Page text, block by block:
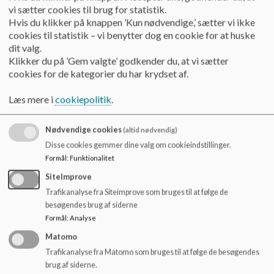
Det fælles pædagogiske grundlag
I Nyborg Kommunes Skole - dagtilbudspolitik er der beskrevet 5
elementer, der sammen danner grundlaget for, at vi i fællesskab kan
danne livsduelige børn.
De 5 elementer er beskrevet herunder:
Inkluderende fællesskaber
Rammesætte aktiviteter, hvor der plads til forskellighed både med
interesser og relationer.
Igangsætte lege, hvor vi er foran, ved siden af og bagved.
Lave grupper og aktiviteter med udgangspunkt i det enkelte barn.
Have fokus på også at lave kønsopdelte fællesskaber.
Være opmærksomme på forudsigelighed og struktur.
Lave aktiviteter hvor børn mødes på tværs af årgange.
Helhed og sammenhæng
vi sætter cookies til brug for statistik.
Hvis du klikker på knappen ’Kun nødvendige,’ sætter vi ikke
cookies til statistik – vi benytter dog en cookie for at huske
dit valg.
Klikker du på ’Gem valgte’ godkender du, at vi sætter
cookies for de kategorier du har krydset af.
Læs mere icookiepolitik.
Nødvendige cookies(altid nødvendig)
Disse cookies gemmer dine valg om cookieindstillinger.
Formål: Funktionalitet
SiteImprove
Trafikanalyse fra Siteimprove som bruges til at følge de
besøgendes brug af siderne
Formål: Analyse
Matomo
Trafikanalyse fra Matomo som bruges til at følge de besøgendes
brug af siderne.